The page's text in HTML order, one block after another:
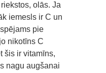
olās. Ja
iemesls ir C un
pie
nikotīns C
šis ir vitamīns,
nagu augšanai